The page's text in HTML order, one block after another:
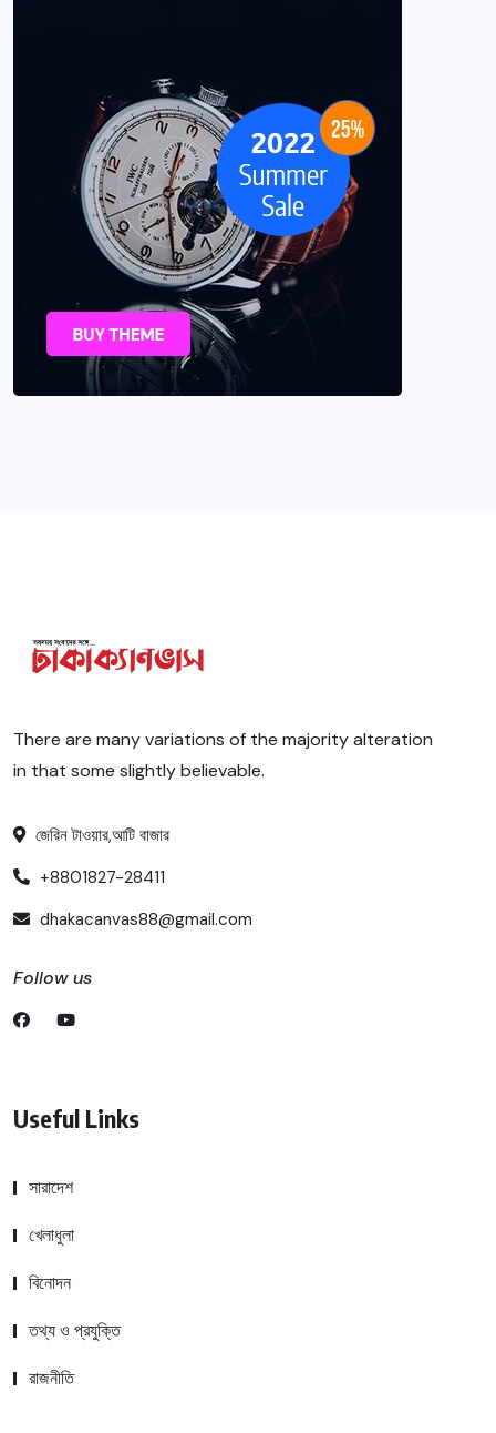
There are many variations of the majority alteration
in that some slightly believable.
জেরিন টাওয়ার,আটি বাজার
+8801827-28411
dhakacanvas88@gmail.com
Follow us
Useful Links
সারাদেশ
খেলাধুলা
বিনোদন
তথ্য ও প্রযুক্তি
রাজনীতি